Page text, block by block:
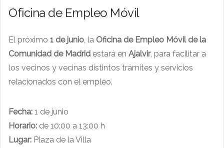
Oficina de Empleo Móvil
El próximo 1 de junio, la Oficina de Empleo Móvil de la
Comunidad de Madrid estará en Ajalvir, para facilitar a
los vecinos y vecinas distintos trámites y servicios
relacionados con el empleo.
Fecha: 1 de junio
Horario: de 10:00 a 13:00 h
Lugar: Plaza de la Villa